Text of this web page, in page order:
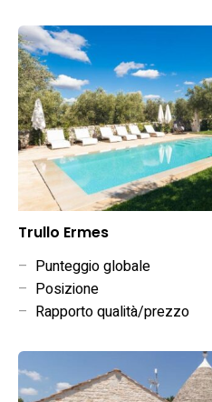
Trullo Ermes
– Punteggio globale
– Posizione
– Rapporto qualità/prezzo